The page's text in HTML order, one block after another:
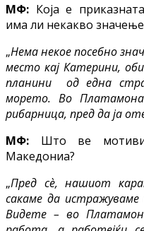
МФ: Која е
има ли некакво
„Нема некое посебно
место кај Катерини,
планини од една
морето. Во
рибарница, пред да ја
МФ: Што ве
Македониа?
„Пред сѐ, нашиот
сакаме да
Видете – во